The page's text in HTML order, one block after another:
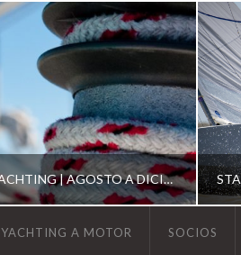
ESCUELA DE YACHTING | AGOSTO A DICIEMBRE 2026
YACHTING A MOTOR SOCIOS